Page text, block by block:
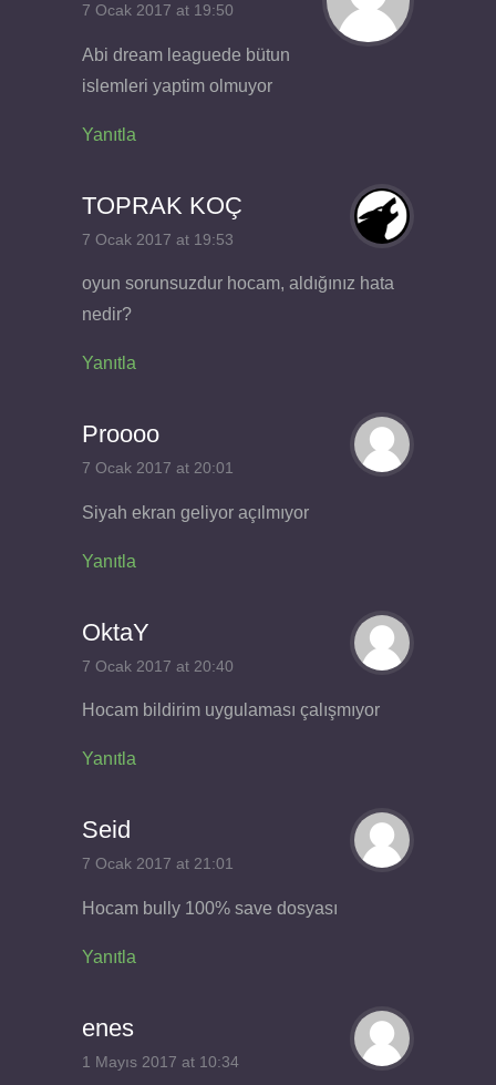
7 Ocak 2017 at 19:50
Abi dream leaguede bütun
islemleri yaptim olmuyor
Yanıtla
TOPRAK KOÇ
7 Ocak 2017 at 19:53
oyun sorunsuzdur hocam, aldığınız hata
nedir?
Yanıtla
Proooo
7 Ocak 2017 at 20:01
Siyah ekran geliyor açılmıyor
Yanıtla
OktaY
7 Ocak 2017 at 20:40
Hocam bildirim uygulaması çalışmıyor
Yanıtla
Seid
7 Ocak 2017 at 21:01
Hocam bully 100% save dosyası
Yanıtla
enes
1 Mayıs 2017 at 10:34